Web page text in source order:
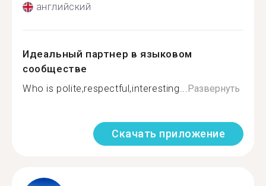
английский
Идеальный партнер в языковом
сообществе
Who is polite,respectful,interesting...Развернуть
Скачать приложение